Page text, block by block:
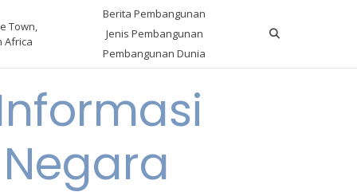
Town,
Africa
Berita Pembangunan
Jenis Pembangunan
Pembangunan Dunia
Informasi